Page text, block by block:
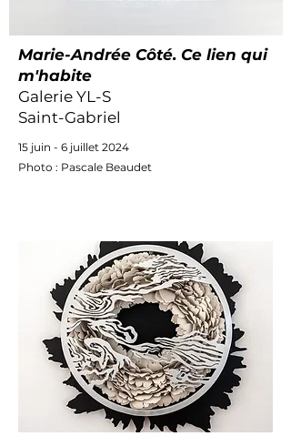
Marie-Andrée Côté. Ce lien qui
m'habite
Galerie YL-S
Saint-Gabriel
15 juin - 6 juillet 2024
Photo : Pascale Beaudet